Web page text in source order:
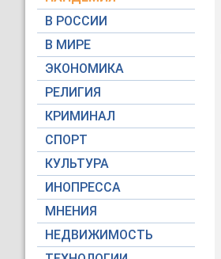
В РОССИИ
В МИРЕ
ЭКОНОМИКА
РЕЛИГИЯ
КРИМИНАЛ
СПОРТ
КУЛЬТУРА
ИНОПРЕССА
МНЕНИЯ
НЕДВИЖИМОСТЬ